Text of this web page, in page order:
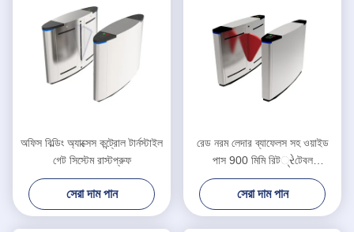
অফিস বিল্ডিং অ্যাক্সেস কন্ট্রোল টার্নস্টাইল
গেট সিস্টেম রাস্টপ্রুফ
সেরা দাম পান
রেড নরম লেদার ব্যাফেলস সহ ওয়াইড
পাস 900 মিমি রিট્રેটেবল
প্যাডস্ট্রিয়ান ব্যারিয়ার গেট
সেরা দাম পান